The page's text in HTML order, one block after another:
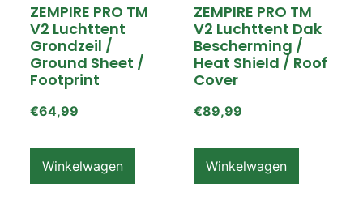
ZEMPIRE PRO TM
V2 Luchttent
Grondzeil /
Ground Sheet /
Footprint
€64,99
Winkelwagen
ZEMPIRE PRO TM
V2 Luchttent Dak
Bescherming /
Heat Shield / Roof
Cover
€89,99
Winkelwagen